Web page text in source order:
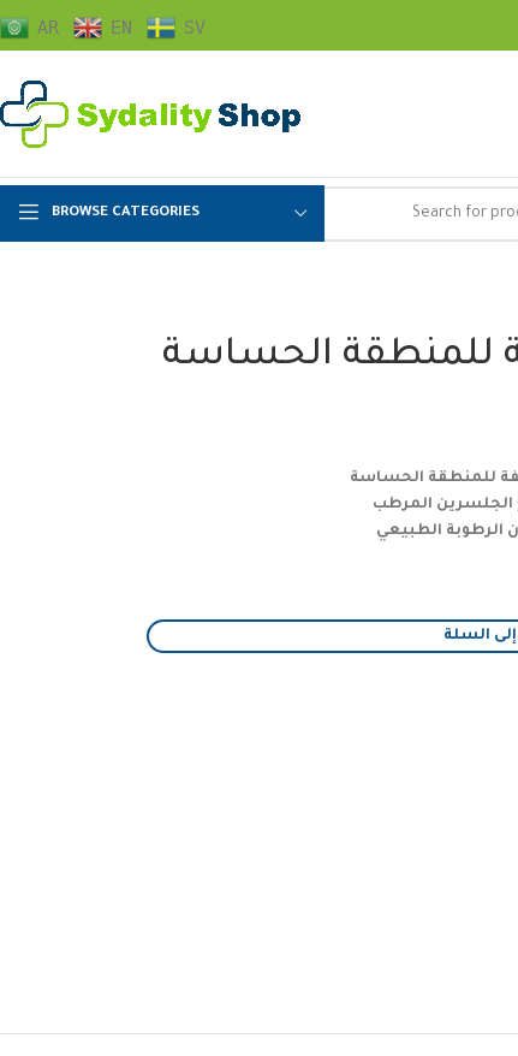
AR EN SV
BROWSE CATEGORIES
للمنطقة الحساسة
للمنطقة الحساسة
الجلسرين المرطب
الرطوبة الطبيعي
السلة